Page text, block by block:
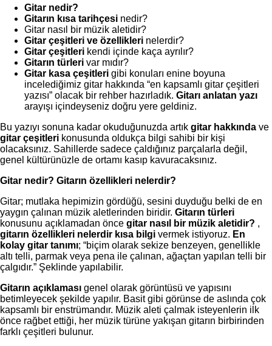
Gitar nedir?
Gitarın kısa tarihçesi nedir?
Gitar nasıl bir müzik aletidir?
Gitar çeşitleri ve özellikleri nelerdir?
Gitar çeşitleri kendi içinde kaça ayrılır?
Gitarın türleri var mıdır?
Gitar kasa çeşitleri gibi konuları enine boyuna
incelediğimiz gitar hakkında “en kapsamlı gitar çeşitleri
yazısı” olacak bir rehber hazırladık. Gitarı anlatan yazı
arayışı içindeyseniz doğru yere geldiniz.
Bu yazıyı sonuna kadar okuduğunuzda artık gitar hakkında ve
gitar çeşitleri konusunda oldukça bilgi sahibi bir kişi
olacaksınız. Sahillerde sadece çaldığınız parçalarla değil,
genel kültürünüzle de ortamı kasıp kavuracaksınız.
Gitar nedir? Gitarın özellikleri nelerdir?
Gitar; mutlaka hepimizin gördüğü, sesini duyduğu belki de en
yaygın çalınan müzik aletlerinden biridir. Gitarın türleri
konusunu açıklamadan önce gitar nasıl bir müzik aletidir? ,
gitarın özellikleri nelerdir kısa bilgi vermek istiyoruz. En
kolay gitar tanımı; “biçim olarak sekize benzeyen, genellikle
altı telli, parmak veya pena ile çalınan, ağaçtan yapılan telli bir
çalgıdır.” Şeklinde yapılabilir.
Gitarın açıklaması genel olarak görüntüsü ve yapısını
betimleyecek şekilde yapılır. Basit gibi görünse de aslında çok
kapsamlı bir enstrümandır. Müzik aleti çalmak isteyenlerin ilk
önce rağbet ettiği, her müzik türüne yakışan gitarın birbirinden
farklı çeşitleri bulunur.